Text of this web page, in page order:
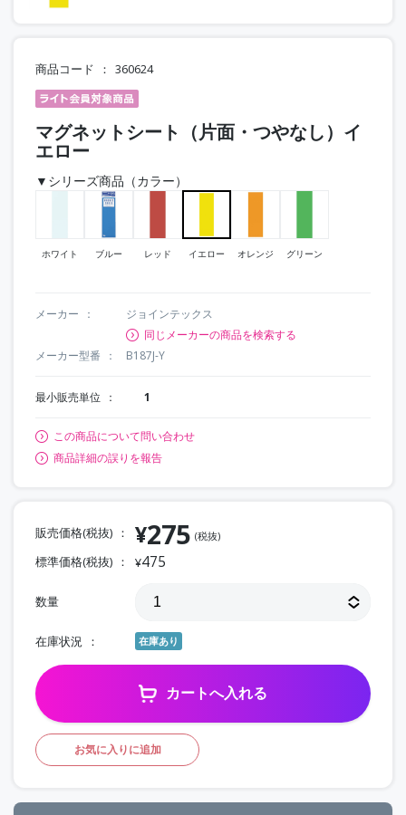
商品コード 360624
マグネットシート（片面・つやなし）イ
エロー
▼シリーズ商品（カラー）
ホワイト ブルー レッド イエロー オレンジ グリーン
メーカー
ジョインテックス
同じメーカーの商品を検索する
メーカー型番
B187J-Y
最小販売単位 1
この商品について問い合わせ
商品詳細の誤りを報告
販売価格(税抜) ¥275 (税抜)
標準価格(税抜) ¥475
数量
在庫状況 在庫あり
カートへ入れる
お気に入りに追加